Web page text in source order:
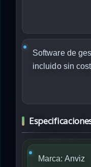
Software de
incluido sin
Marca: Anviz